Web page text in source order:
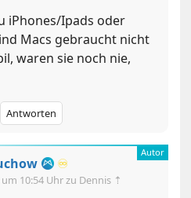
iPhones/Ipads oder
Macs gebraucht nicht
waren sie noch nie,
Antworten
♾️
um 10:54 Uhrzu Dennis ⇡